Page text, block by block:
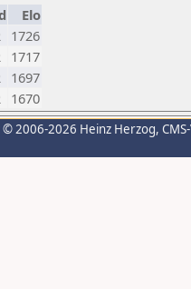
Elo
1726
1717
1697
1670
© 2006-2026 Heinz Herzog,